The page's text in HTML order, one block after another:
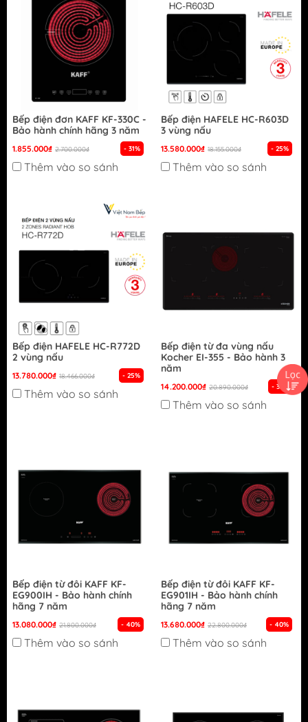
Bếp điện đơn KAFF KF-330C -
Bảo hành chính hãng 3 năm
1.855.000₫ 2.700.000₫ - 31%
Thêm vào so sánh
Bếp điện HAFELE HC-R603D
3 vùng nấu
13.580.000₫ 18.155.000₫ - 25%
Thêm vào so sánh
Bếp điện HAFELE HC-R772D
2 vùng nấu
13.780.000₫ 18.466.000₫ - 25%
Thêm vào so sánh
Bếp điện từ đa vùng nấu
Kocher EI-355 - Bảo hành 3
năm
14.200.000₫ 20.890.000₫ - 32%
Thêm vào so sánh
Bếp điện từ đôi KAFF KF-
EG900IH - Bảo hành chính
hãng 7 năm
13.080.000₫ 21.800.000₫ - 40%
Thêm vào so sánh
Bếp điện từ đôi KAFF KF-
EG901IH - Bảo hành chính
hãng 7 năm
13.680.000₫ 22.800.000₫ - 40%
Thêm vào so sánh